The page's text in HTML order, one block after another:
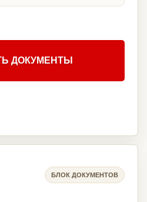
ДОКУМЕНТЫ
БЛОК ДОКУМЕНТОВ